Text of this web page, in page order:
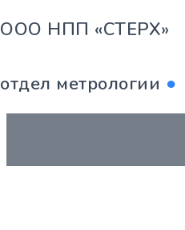
ООО НПП «СТЕРХ»
отдел метрологии ●